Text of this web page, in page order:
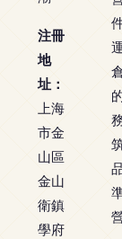
注冊
地
址：
上海
市金
山區
金山
衛鎮
學府